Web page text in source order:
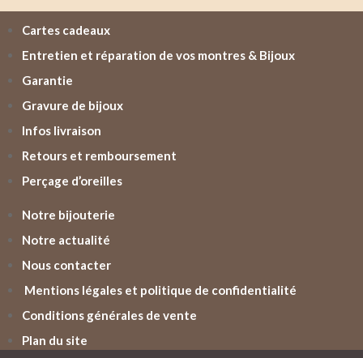
Cartes cadeaux
Entretien et réparation de vos montres & Bijoux
Garantie
Gravure de bijoux
Infos livraison
Retours et remboursement
Perçage d’oreilles
Notre bijouterie
Notre actualité
Nous contacter
Mentions légales et politique de confidentialité
Conditions générales de vente
Plan du site